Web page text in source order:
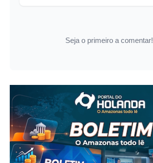
Seja o primeiro a comentar!